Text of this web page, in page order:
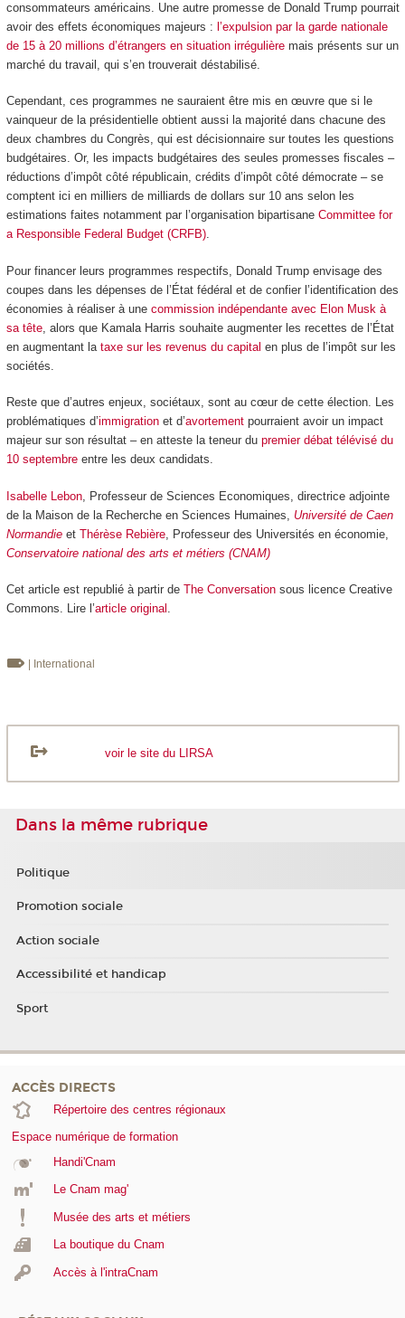
consommateurs américains. Une autre promesse de Donald Trump pourrait
avoir des effets économiques majeurs : l’expulsion par la garde nationale
de 15 à 20 millions d’étrangers en situation irrégulièremais présents sur un
marché du travail, qui s’en trouverait déstabilisé.
Cependant, ces programmes ne sauraient être mis en œuvre que si le
vainqueur de la présidentielle obtient aussi la majorité dans chacune des
deux chambres du Congrès, qui est décisionnaire sur toutes les questions
budgétaires. Or, les impacts budgétaires des seules promesses fiscales –
réductions d’impôt côté républicain, crédits d’impôt côté démocrate – se
comptent ici en milliers de milliards de dollars sur 10 ans selon les
estimations faites notamment par l’organisation bipartisane Committee for
a Responsible Federal Budget (CRFB).
Pour financer leurs programmes respectifs, Donald Trump envisage des
coupes dans les dépenses de l’État fédéral et de confier l’identification des
économies à réaliser à une commission indépendante avec Elon Musk à
sa tête, alors que Kamala Harris souhaite augmenter les recettes de l’État
en augmentant la taxe sur les revenus du capital en plus de l’impôt sur les
sociétés.
Reste que d’autres enjeux, sociétaux, sont au cœur de cette élection. Les
problématiques d’immigrationet d’avortementpourraient avoir un impact
majeur sur son résultat – en atteste la teneur du premier débat télévisé du
10 septembreentre les deux candidats.
Isabelle Lebon, Professeur de Sciences Economiques, directrice adjointe
de la Maison de la Recherche en Sciences Humaines, Université de Caen
Normandieet Thérèse Rebière, Professeur des Universités en économie,
Conservatoire national des arts et métiers (CNAM)
Cet article est republié à partir de The Conversationsous licence Creative
Commons. Lire l’article original .
| International
voir le site du LIRSA
Dans la même rubrique
Politique
Promotion sociale
Action sociale
Accessibilité et handicap
Sport
ACCÈS DIRECTS
Répertoire des centres régionaux
Espace numérique de formation
Handi'Cnam
Le Cnam mag'
Musée des arts et métiers
La boutique du Cnam
Accès à l'intraCnam